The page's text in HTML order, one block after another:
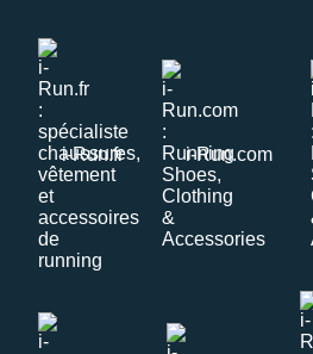
i-Run.fr i-Run.com